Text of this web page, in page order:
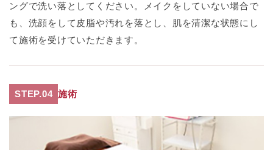
ングで洗い落としてください。メイクをしていない場合で
も、洗顔をして皮脂や汚れを落とし、肌を清潔な状態にし
て施術を受けていただきます。
STEP.04 施術